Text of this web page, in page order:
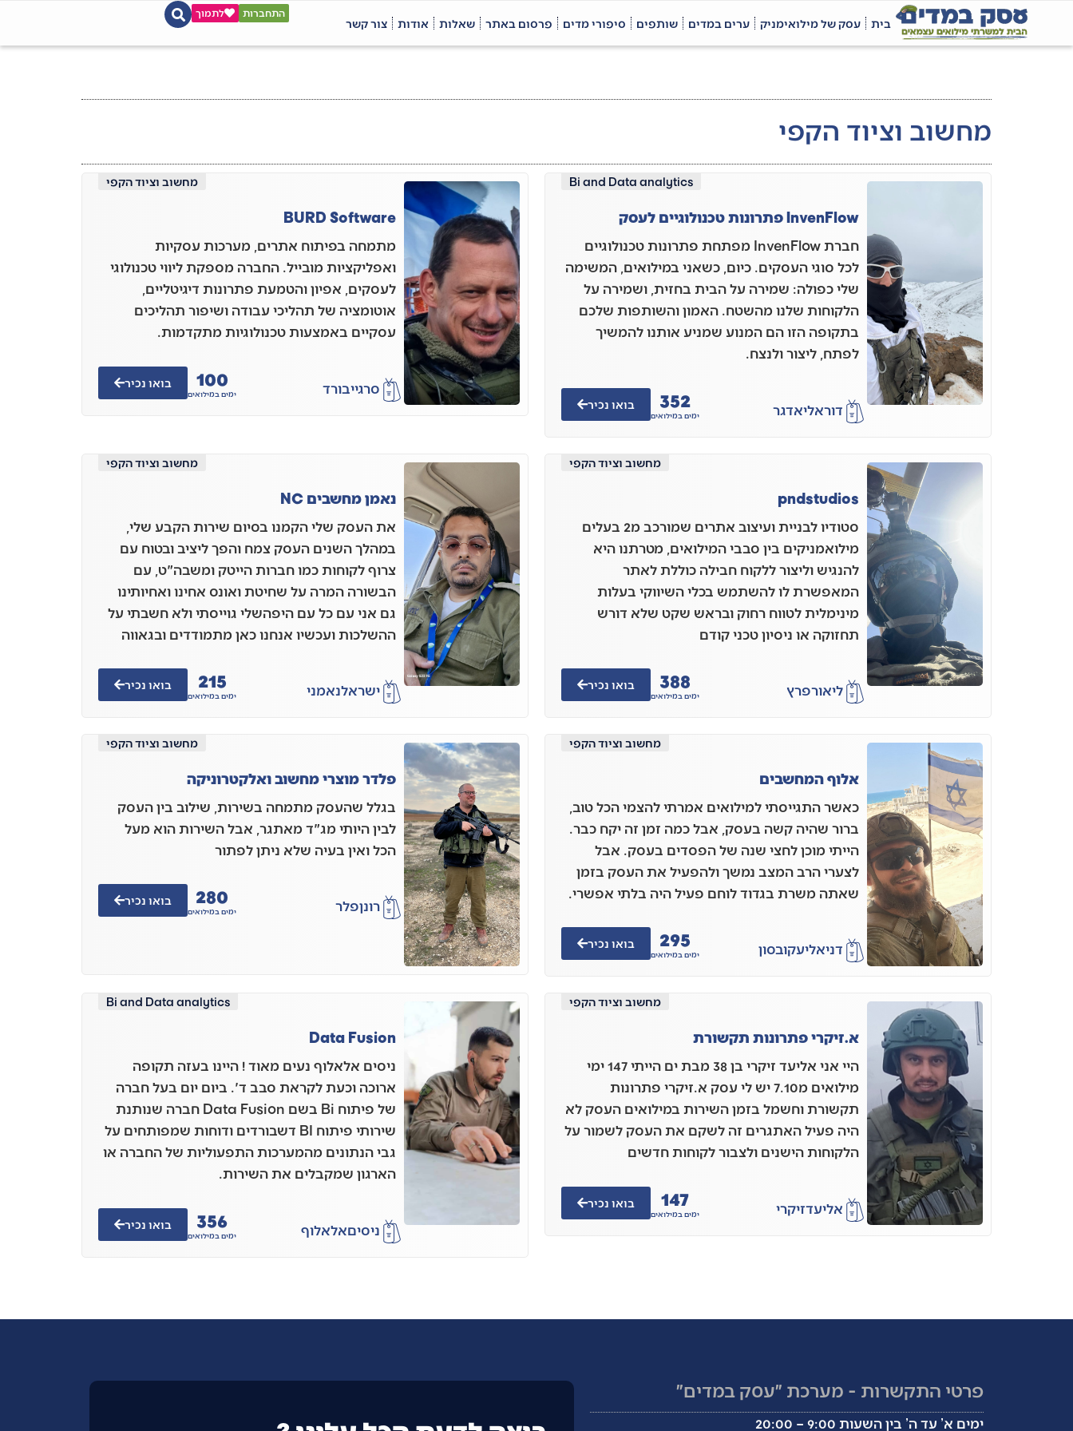
בית עסק של מילואימניק ערים במדים שותפים סיפורי מדים פרסום באתר שאלות אודות צור קשר
התחברות לתמוך
מחשוב וציוד הקפי
Bi and Data analytics
InvenFlow פתרונות טכנולוגיים לעסק
חברת InvenFlow מפתחת פתרונות טכנולוגיים
לכל סוגי העסקים. כיום, כשאני במילואים, המשימה
שלי כפולה: שמירה על הבית בחזית, ושמירה על
הלקוחות שלנו מהשטח. האמון והשותפות שלכם
בתקופה הזו הם המנוע שמניע אותנו להמשיך
לפתח, ליצור ולנצח.
דוראליאדגר ימים במילואים
352 בואו נכיר
מחשוב וציוד הקפי
BURD Software
מתמחה בפיתוח אתרים, מערכות עסקיות
ואפליקציות מובייל. החברה מספקת ליווי טכנולוגי
לעסקים, אפיון והטמעת פתרונות דיגיטליים,
אוטומציה של תהליכי עבודה ושיפור תהליכים
עסקיים באמצעות טכנולוגיות מתקדמות.
סרגייבורד ימים במילואים
100 בואו נכיר
מחשוב וציוד הקפי
pndstudios
סטודיו לבניית ועיצוב אתרים שמורכב מ2 בעלים
מילואמניקים בין סבבי המילואים, מטרתנו היא
להנגיש וליצור ללקוח חבילה כוללת לאתר
המאפשרת לו להשתמש בכלי השיווקי בעלות
מינימלית לטווח רחוק ובראש שקט שלא דורש
תחזוקה או ניסיון טכני קודם
ליאורפרץ ימים במילואים
388 בואו נכיר
מחשוב וציוד הקפי
נאמן מחשבים NC
את העסק שלי הקמנו בסיום שירות הקבע שלי,
במהלך השנים העסק צמח והפך ליציב ובטוח עם
צרוף לקוחות כמו חברות הייטק ומשבה"ט, עם
הבשורה המרה על שחיטת ואונס אחינו ואחיותינו
גם אני עם כל עם היפהשלי גוייסתי ולא חשבתי על
ההשלכות ועכשיו אנחנו כאן מתמודדים ובגאווה
ישראלנאמני ימים במילואים
215 בואו נכיר
מחשוב וציוד הקפי
אלוף המחשבים
כאשר התגייסתי למילואים אמרתי להצמי הכל טוב,
ברור שהיה קשה בעסק, אבל כמה זמן זה יקח כבר.
הייתי מוכן לחצי שנה של הפסדים בעסק. אבל
לצערי הרב המצב נמשך ולהפעיל את העסק בזמן
שאתה משרת בגדוד לוחם פעיל היה בלתי אפשרי.
דניאליעקובסון ימים במילואים
295 בואו נכיר
מחשוב וציוד הקפי
פלדר מוצרי מחשוב ואלקטרוניקה
בגלל שהעסק מתמחה בשירות, שילוב בין העסק
לבין היותי מג"ד מאתגר, אבל השירות הוא מעל
הכל ואין בעיה שלא ניתן לפתור
רונןפלר ימים במילואים
280 בואו נכיר
מחשוב וציוד הקפי
א.זיקרי פתרונות תקשורת
היי אני אליעד זיקרי בן 38 מבת ים הייתי 147 ימי
מילואים מ7.10 יש לי עסק א.זיקרי פתרונות
תקשורת וחשמל בזמן השירות במילואים העסק לא
היה פעיל האתגרים זה לשקם את העסק לשמור על
הלקוחות הישנים ולצבור לקוחות חדשים
אליעדזיקרי ימים במילואים
147 בואו נכיר
Bi and Data analytics
Data Fusion
ניסים אלאלוף נעים מאוד ! היינו בעזה תקופה
ארוכה וכעת לקראת סבב ד'. ביום יום בעל חברה
של פיתוח Bi בשם Data Fusion חברה שנותנת
שירותי פיתוח BI דשבורדים ודוחות שמפותחים על
גבי הנתונים מהמערכות התפעוליות של החברה או
הארגון שמקבלים את השירות.
ניסיםאלאלוף ימים במילואים
356 בואו נכיר
פרטי התקשרות - מערכת ״עסק במדים״
ימים א’ עד ה’ בין השעות 9:00 – 20:00